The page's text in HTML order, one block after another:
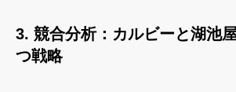
3. 競合分析：カルビーと湖池
つ戦略